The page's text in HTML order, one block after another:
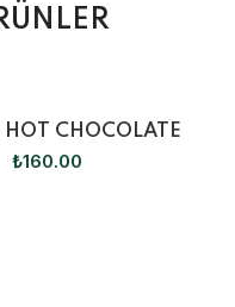
HOT CHOCOLATE
₺160.00